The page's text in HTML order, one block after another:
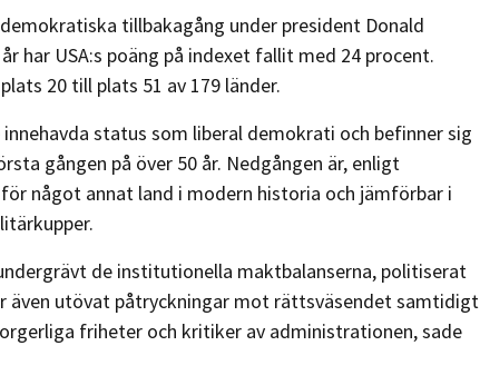
tillbakagång under president Donald
har USA:s poäng på indexet fallit med 24 procent.
20 till plats 51 av 179 länder.
status som liberal demokrati och befinner sig
gången på över 50 år. Nedgången är, enligt
något annat land i modern historia och jämförbar i
de institutionella maktbalanserna, politiserat
även utövat påtryckningar mot rättsväsendet samtidigt
friheter och kritiker av administrationen, sade